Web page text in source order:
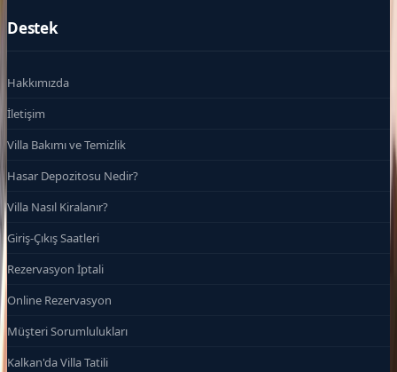
Destek
Hakkımızda
İletişim
Villa Bakımı ve Temizlik
Hasar Depozitosu Nedir?
Villa Nasıl Kiralanır?
Giriş-Çıkış Saatleri
Rezervasyon İptali
Online Rezervasyon
Müşteri Sorumlulukları
Kalkan'da Villa Tatili